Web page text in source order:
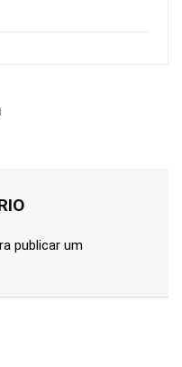
publicar um